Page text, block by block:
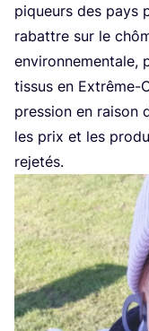
piqueurs des pays
rabattre sur le
envi­ron­ne­men­tale,
tis­sus en Extrême-
pres­sion en rai­son
les prix et les
rejetés.